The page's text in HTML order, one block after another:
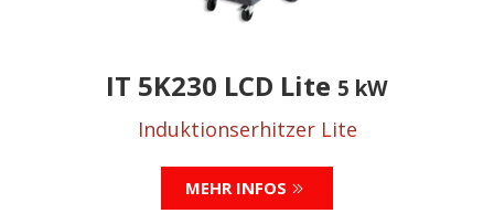
IT 5K230 LCD Lite 5 kW
Induktionserhitzer Lite
MEHR INFOS